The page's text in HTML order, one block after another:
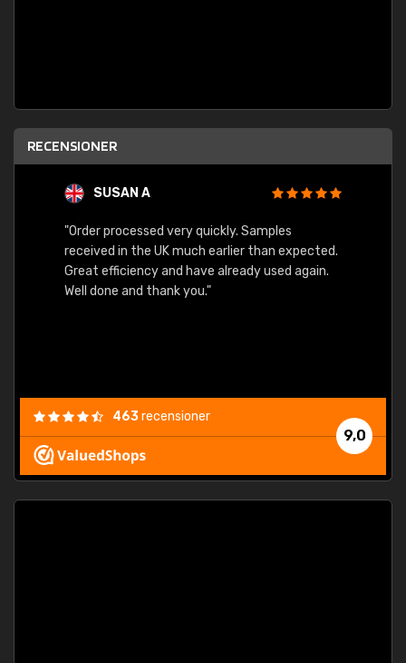
RECENSIONER
SUSAN A
"Order processed very quickly. Samples
received in the UK much earlier than expected.
Great efficiency and have already used again.
Well done and thank you."
9,0
463recensioner